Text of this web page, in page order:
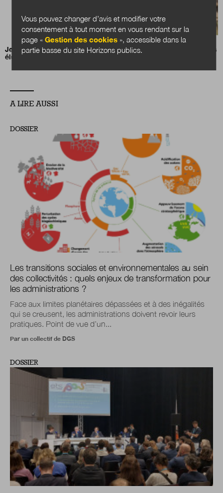
Jean-Charles Orsucci, président de l’Association nationale des
élus des littoraux (ANEL)
A LIRE AUSSI
DOSSIER
Les transitions sociales et environnementales au sein
des collectivités : quels enjeux de transformation pour
les administrations ?
Face aux limites planétaires dépassées et à des inégalités
qui se creusent, les administrations doivent revoir leurs
pratiques. Point de vue d’un...
Par un collectif de DGS
DOSSIER
Vous pouvez changer d’avis et modifier votre
consentement à tout moment en vous rendant sur la
page « Gestion des cookies», accessible dans la
partie basse du site Horizons publics.